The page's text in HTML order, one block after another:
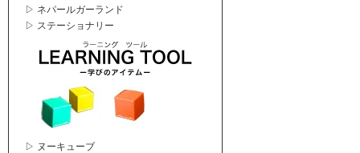
▷ ネパールガーランド
▷ ステーショナリー
▷ ヌーキューブ